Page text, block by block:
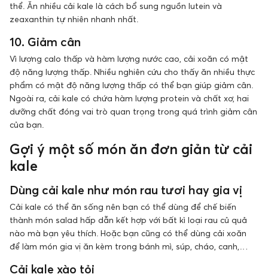
thể. Ăn nhiều cải kale là cách bổ sung nguồn lutein và
zeaxanthin tự nhiên nhanh nhất.
10. Giảm cân
Vì lượng calo thấp và hàm lượng nước cao, cải xoăn có mật
độ năng lượng thấp. Nhiều nghiên cứu cho thấy ăn nhiều thực
phẩm có mật độ năng lượng thấp có thể bạn giúp giảm cân.
Ngoài ra, cải kale có chứa hàm lượng protein và chất xơ, hai
dưỡng chất đóng vai trò quan trọng trong quá trình giảm cân
của bạn.
Gợi ý một số món ăn đơn giản từ cải
kale
Dùng cải kale như món rau tươi hay gia vị
Cải kale có thể ăn sống nên bạn có thể dùng để chế biến
thành món salad hấp dẫn kết hợp với bất kì loại rau củ quả
nào mà bạn yêu thích. Hoặc bạn cũng có thể dùng cải xoăn
để làm món gia vị ăn kèm trong bánh mì, súp, cháo, canh,…
Cải kale xào tỏi